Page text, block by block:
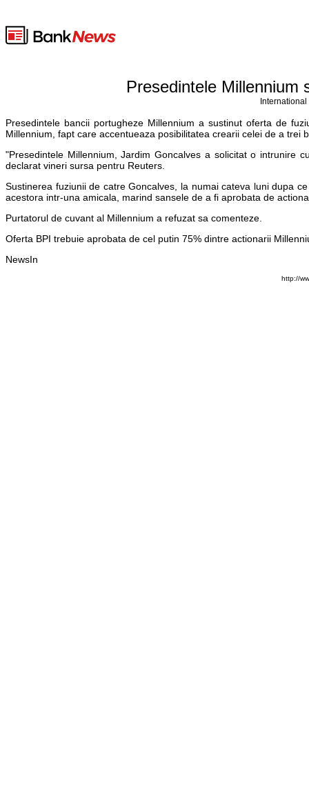
Presedintele Millennium
Presedintele bancii portugheze Millennium a sustinut oferta de
Millennium, fapt care accentueaza posibilitatea crearii celei de a
"Presedintele Millennium, Jardim Goncalves a solicitat o intrunire
declarat vineri sursa pentru Reuters.
Sustinerea fuziunii de catre Goncalves, la numai cateva luni dupa
acestora intr-una amicala, marind sansele de a fi aprobata de
Purtatorul de cuvant al Millennium a refuzat sa comenteze.
Oferta BPI trebuie aprobata de cel putin 75% dintre actionarii
NewsIn
http://